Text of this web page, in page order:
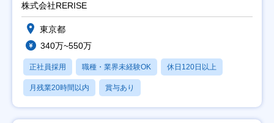
株式会社RERISE
東京都
340万~550万
正社員採用 職種・業界未経験OK 休日120日以上
月残業20時間以内 賞与あり